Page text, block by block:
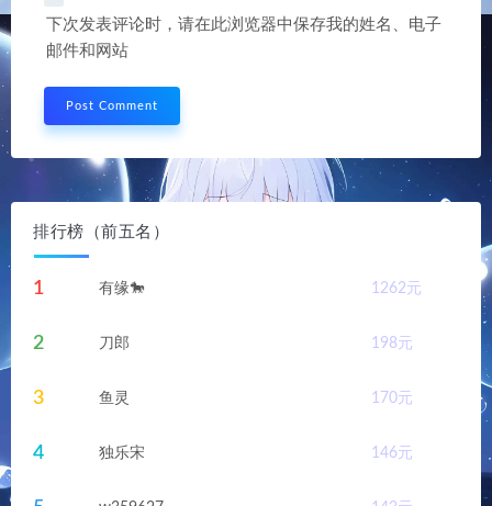
下次发表评论时，请在此浏览器中保存我的姓名、电子
邮件和网站
排行榜（前五名）
1 有缘🐎 1262元
2 刀郎 198元
3 鱼灵 170元
4 独乐宋 146元